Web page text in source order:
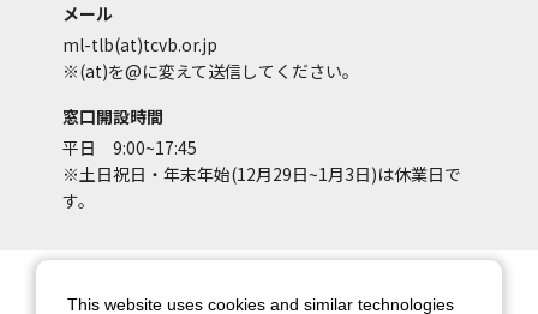
メール
ml-tlb(at)tcvb.or.jp
※(at)を@に変えて送信してください。
窓口開設時間
平日 9:00~17:45
※土日祝日・年末年始(12月29日~1月3日)は休業日で
す。
This website uses cookies and similar technologies